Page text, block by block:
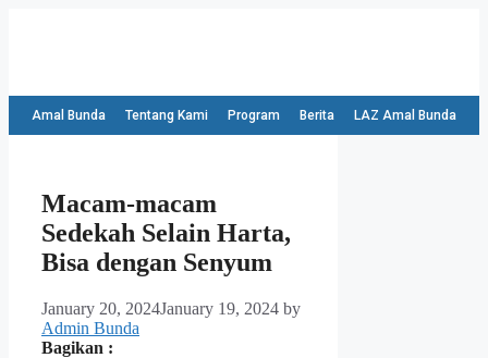
Amal Bunda Tentang Kami Program Berita LAZ Amal Bunda
Macam-macam
Sedekah Selain Harta,
Bisa dengan Senyum
January 20, 2024January 19, 2024 by
Admin Bunda
Bagikan :